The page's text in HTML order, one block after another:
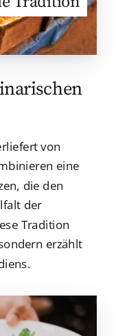
von
eine
die den
der
Tradition
erzählt